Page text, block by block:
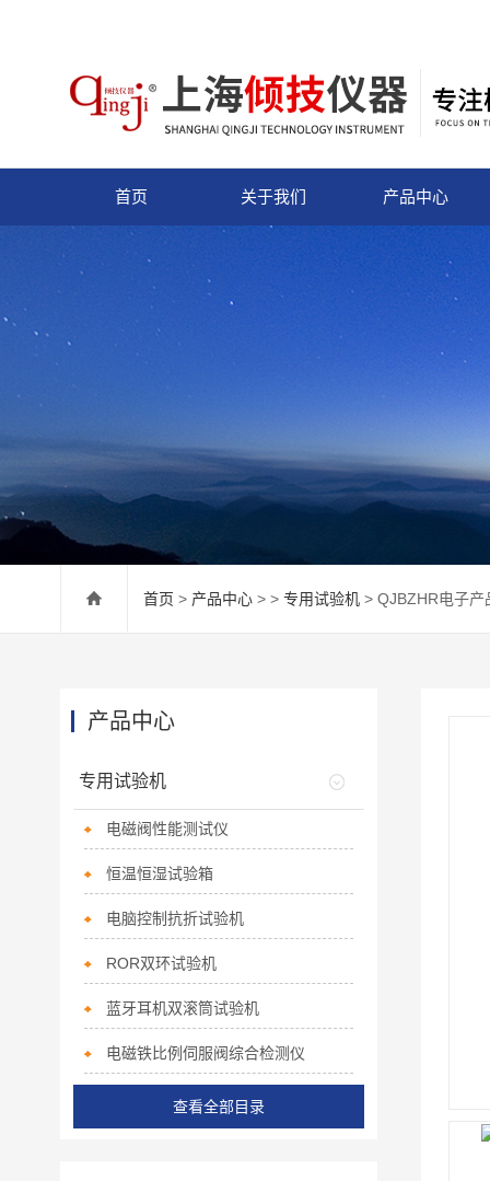
首页 关于我们 产品中心
首页 > 产品中心 > > 专用试验机 > QJBZHR电子产
产品中心
专用试验机
电磁阀性能测试仪
恒温恒湿试验箱
电脑控制抗折试验机
ROR双环试验机
蓝牙耳机双滚筒试验机
电磁铁比例伺服阀综合检测仪
查看全部目录